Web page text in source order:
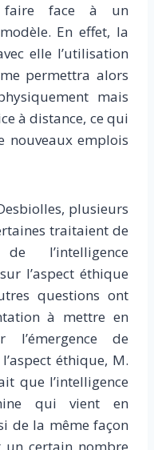
faire face à un
En effet, la
elle l’utilisation
permettra alors
mais
à distance, ce qui
nouveaux emplois
plusieurs
traitaient de
l’intelligence
l’aspect éthique
questions ont
à mettre en
l’émergence de
éthique, M.
que l’intelligence
qui vient en
de la même façon